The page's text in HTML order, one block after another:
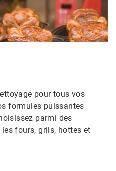
pour tous vos
formules puissantes
parmi des
fours, grils, hottes et